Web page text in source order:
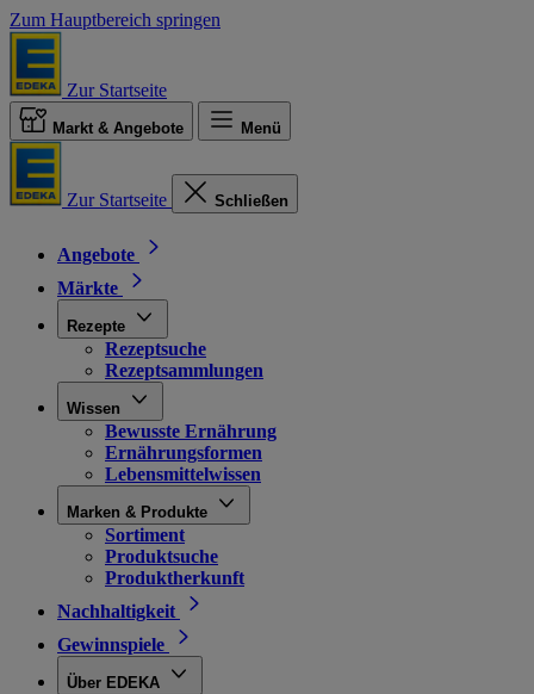
Zum Hauptbereich springen
Zur Startseite
Markt & Angebote Menü
Zur Startseite Schließen
Angebote
Märkte
Rezepte
Rezeptsuche
Rezeptsammlungen
Wissen
Bewusste Ernährung
Ernährungsformen
Lebensmittelwissen
Marken & Produkte
Sortiment
Produktsuche
Produktherkunft
Nachhaltigkeit
Gewinnspiele
Über EDEKA